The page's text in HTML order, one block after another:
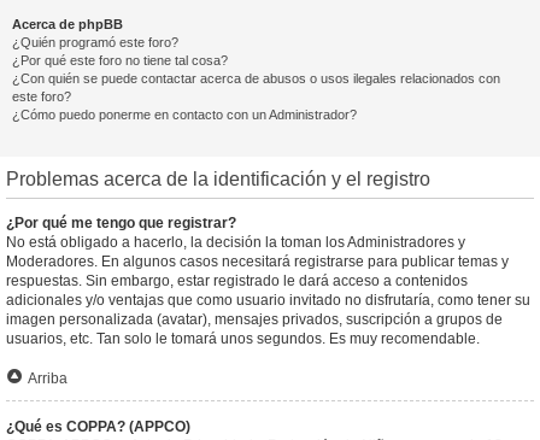
Acerca de phpBB
¿Quién programó este foro?
¿Por qué este foro no tiene tal cosa?
¿Con quién se puede contactar acerca de abusos o usos ilegales relacionados con
este foro?
¿Cómo puedo ponerme en contacto con un Administrador?
Problemas acerca de la identificación y el registro
¿Por qué me tengo que registrar?
No está obligado a hacerlo, la decisión la toman los Administradores y
Moderadores. En algunos casos necesitará registrarse para publicar temas y
respuestas. Sin embargo, estar registrado le dará acceso a contenidos
adicionales y/o ventajas que como usuario invitado no disfrutaría, como tener su
imagen personalizada (avatar), mensajes privados, suscripción a grupos de
usuarios, etc. Tan solo le tomará unos segundos. Es muy recomendable.
Arriba
¿Qué es COPPA? (APPCO)